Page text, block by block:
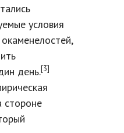
условия
день.[3]
стороне